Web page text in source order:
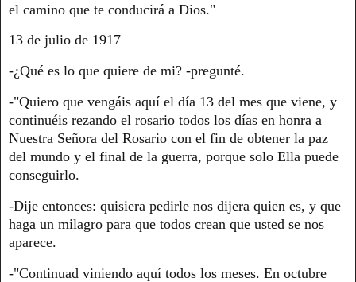
el camino que te conducirá a Dios."
13 de julio de 1917
-¿Qué es lo que quiere de mi? -pregunté.
-"Quiero que vengáis aquí el día 13 del mes que viene, y
continuéis rezando el rosario todos los días en honra a
Nuestra Señora del Rosario con el fin de obtener la paz
del mundo y el final de la guerra, porque solo Ella puede
conseguirlo.
-Dije entonces: quisiera pedirle nos dijera quien es, y que
haga un milagro para que todos crean que usted se nos
aparece.
-"Continuad viniendo aquí todos los meses. En octubre